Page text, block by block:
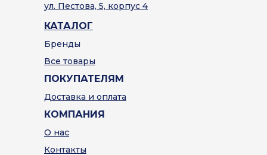
ПОКУПАТЕЛЯМ
Доставка и оплата
КАТАЛОГ
Бренды
Все товары
ул. Пестова, 5, корпус 4
КОМПАНИЯ
О нас
Контакты